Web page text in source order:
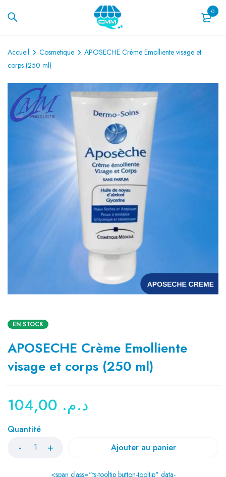
0
Accueil Cosmetique
APOSECHE Crème Emolliente visage et
corps (250 ml)
EN STOCK
APOSECHE Crème Emolliente
visage et corps (250 ml)
د.م.
Quantité
Ajouter au panier
<span class="ts-tooltip button-tooltip" data-